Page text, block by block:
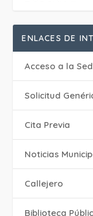
ENLACES DE
Acceso a la
Solicitud
Cita Previa
‎Noticias
Callejero
Biblioteca